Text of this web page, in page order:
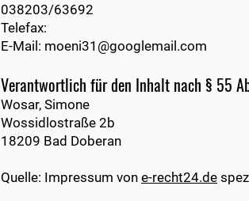
038203/63692
Telefax:
E-Mail: moeni31@googlemail.com
Verantwortlich für den Inhalt nach § 55
Wosar, Simone
Wossidlostraße 2b
18209 Bad Doberan
Quelle: Impressum von e-recht24.de